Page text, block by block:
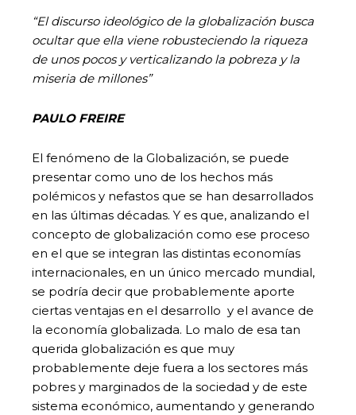
“El discurso ideológico de la globalización busca
ocultar que ella viene robusteciendo la riqueza
de unos pocos y verticalizando la pobreza y la
miseria de millones”
PAULO FREIRE
El fenómeno de la Globalización, se puede
presentar como uno de los hechos más
polémicos y nefastos que se han desarrollados
en las últimas décadas. Y es que, analizando el
concepto de globalización como ese proceso
en el que se integran las distintas economías
internacionales, en un único mercado mundial,
se podría decir que probablemente aporte
ciertas ventajas en el desarrollo y el avance de
la economía globalizada. Lo malo de esa tan
querida globalización es que muy
probablemente deje fuera a los sectores más
pobres y marginados de la sociedad y de este
sistema económico, aumentando y generando